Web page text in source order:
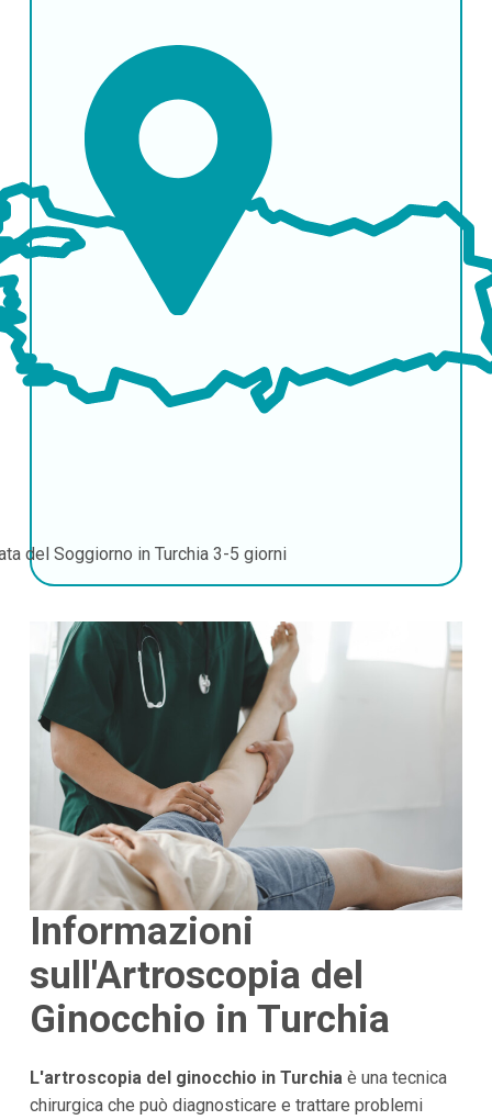
del Soggiorno in Turchia 3-5 giorni
Informazioni
sull'Artroscopia del
Ginocchio in Turchia
L'artroscopia del ginocchio in Turchiaè una tecnica
chirurgica che può diagnosticare e trattare problemi